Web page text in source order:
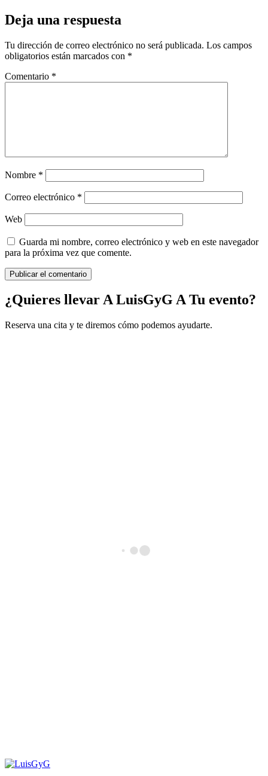
Deja una respuesta
Tu dirección de correo electrónico no será publicada. Los campos
obligatorios están marcados con *
Comentario *
Nombre *
Correo electrónico *
Web
Guarda mi nombre, correo electrónico y web en este navegador
para la próxima vez que comente.
¿Quieres llevar A LuisGyG A Tu evento?
Reserva una cita y te diremos cómo podemos ayudarte.